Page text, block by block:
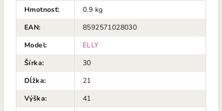
Hmotnosť:
0.9 kg
EAN:
8592571028030
Model:
ELLY
Šírka:
30
Dĺžka:
21
Výška:
41